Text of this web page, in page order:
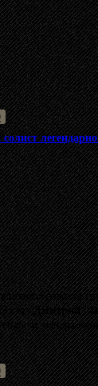
нового солиста
сталДмитрий
и манера